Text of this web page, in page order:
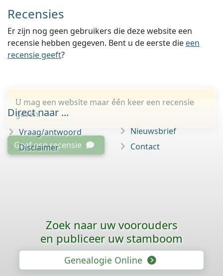
Recensies
Er zijn nog geen gebruikers die deze website een
recensie hebben gegeven. Bent u de eerste die een
recensie geeft?
U mag een website maar één keer een recensie
geven.
Geef een recensie
Direct naar ...
Vraag/antwoord
Disclaimer
Nieuwsbrief
Contact
Zoek naar uw voorouders
en publiceer uw stamboom
Genealogie Online